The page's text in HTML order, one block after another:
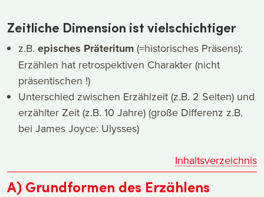
Zeitliche Dimension ist vielschichtiger
z.B.episches Präteritum (=historisches Präsens):
Erzählen hat retrospektiven Charakter (nicht
präsentischen !)
Unterschied zwischen Erzählzeit (z.B. 2 Seiten) und
erzählter Zeit (z.B. 10 Jahre) (große Differenz z.B.
bei James Joyce: Ulysses)
Inhaltsverzeichnis
A) Grundformen des Erzählens